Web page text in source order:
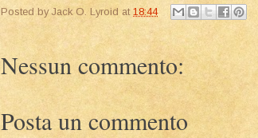
Posted by Jack O. Lyroid at 18:44
Nessun commento:
Posta un commento